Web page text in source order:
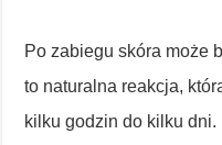
Po zabiegu skóra może
to naturalna reakcja,
kilku godzin do kilku